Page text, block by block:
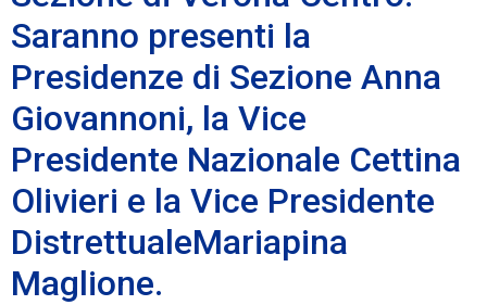
Saranno presenti la
Presidenze di Sezione Anna
Giovannoni, la Vice
Presidente Nazionale Cettina
Olivieri e la Vice Presidente
DistrettualeMariapina
Maglione.